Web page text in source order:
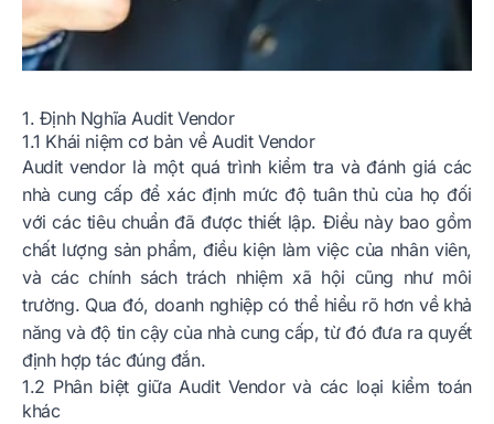
1. Định Nghĩa Audit Vendor
1.1 Khái niệm cơ bản về Audit Vendor
Audit vendor là một quá trình kiểm tra và đánh giá các
nhà cung cấp để xác định mức độ tuân thủ của họ đối
với các tiêu chuẩn đã được thiết lập. Điều này bao gồm
chất lượng sản phẩm, điều kiện làm việc của nhân viên,
và các chính sách trách nhiệm xã hội cũng như môi
trường. Qua đó, doanh nghiệp có thể hiểu rõ hơn về khả
năng và độ tin cậy của nhà cung cấp, từ đó đưa ra quyết
định hợp tác đúng đắn.
1.2 Phân biệt giữa Audit Vendor và các loại kiểm toán
khác